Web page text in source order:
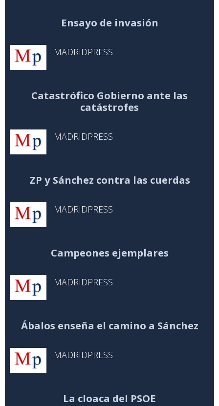
Ensayo de invasión
MADRIDPRESS
Catastrófico Gobierno ante las
catástrofes
MADRIDPRESS
ZP y Sánchez contra las cuerdas
MADRIDPRESS
Campeones ejemplares
MADRIDPRESS
Ábalos enseña el camino a Sánchez
MADRIDPRESS
La cloaca del PSOE